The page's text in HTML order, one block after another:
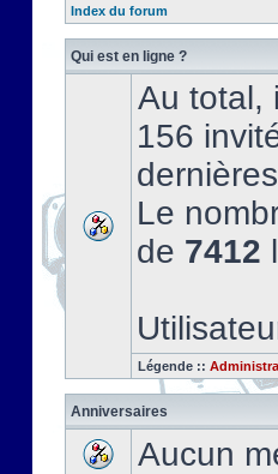
Index du forum
Qui est en ligne ?
Au total,
156
Le
de 7412
Légende ::
Anniversaires
Aucun